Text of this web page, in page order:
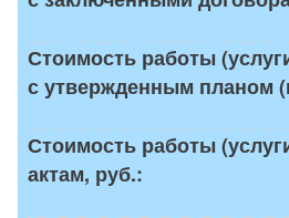
Стоимость работы
с утвержденным планом
Стоимость работы
актам, руб.: